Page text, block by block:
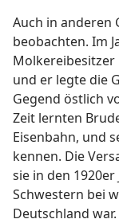
Auch in anderen
beobachten. Im
Molkereibesitzer
und er legte die
Gegend östlich
Zeit lernten
Eisenbahn, und
kennen. Die
sie in den
Schwestern bei
Deutschland war.